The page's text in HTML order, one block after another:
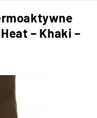
– Khaki –